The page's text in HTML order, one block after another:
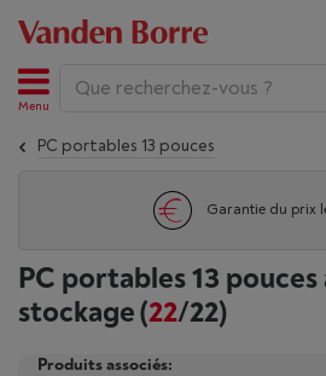
Menu
PC portables 13 pouces
Garantie du prix
PC portables 13 pouces
stockage(22/22)
Produits associés: